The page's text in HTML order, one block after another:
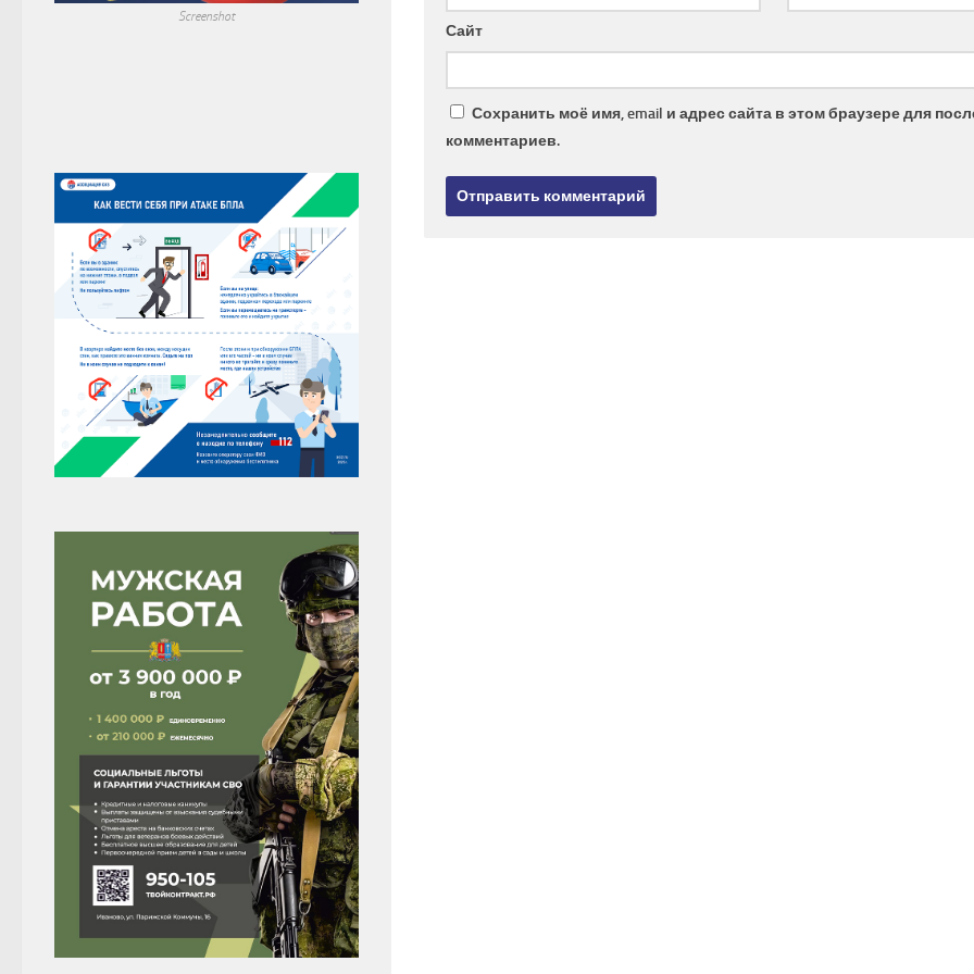
Сайт
Сохранить моё имя, email и адрес сайта в этом браузере для
комментариев.
Screenshot